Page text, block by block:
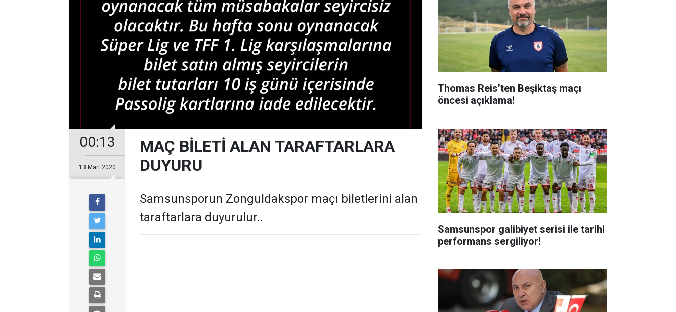
00:13
13 Mart 2020
MAÇ BİLETİ ALAN TARAFTARLARA
DUYURU
Samsunsporun Zonguldakspor maçı biletlerini alan
taraftarlara duyurulur..
Thomas Reis’ten Beşiktaş maçı
öncesi açıklama!
Samsunspor galibiyet serisi ile tarihi
performans sergiliyor!